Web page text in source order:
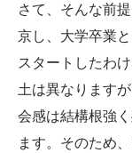
さて、そんな前
京し、大学卒業
スタートしたわ
土は異なります
会感は結構根強
ます。そのため